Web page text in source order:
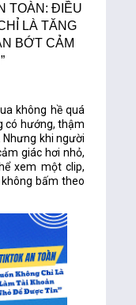
TOÀN: ĐIỀU
LÀ TĂNG
BỚT CẢM
không hề quá
có hướng, thậm
Nhưng khi người
giác hơi nhỏ,
xem một clip,
bấm theo